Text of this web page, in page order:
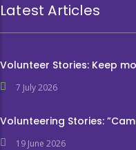
Latest Articles
Volunteer Stories: Keep
7 July 2026
Volunteering Stories:
19 June 2026